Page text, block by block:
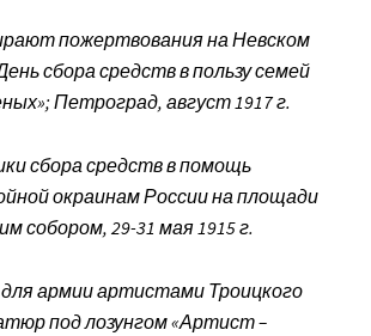
пожертвования на Невском
сбора средств в пользу семей
Петроград, август 1917 г.
сбора средств в помощь
окраинам России на площади
собором, 29-31 мая 1915 г.
армии артистами Троицкого
под лозунгом «Артист –